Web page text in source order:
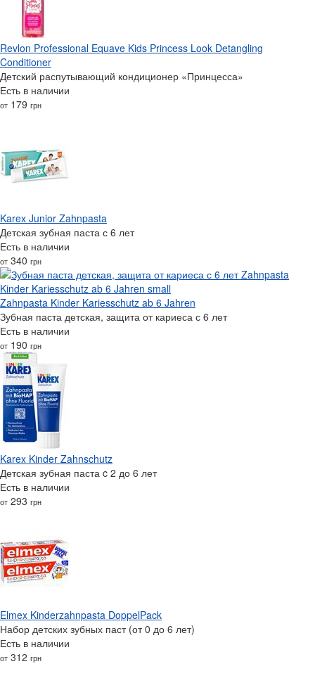
Revlon Professional Equave Kids Princess Look Detangling
Conditioner
Детский распутывающий кондиционер «Принцесса»
Есть в наличии
от 179 грн
Karex Junior Zahnpasta
Детская зубная паста с 6 лет
Есть в наличии
от 340 грн
Zahnpasta Kinder Kariesschutz ab 6 Jahren
Зубная паста детская, защита от кариеса с 6 лет
Есть в наличии
от 190 грн
Karex Kinder Zahnschutz
Детская зубная паста c 2 до 6 лет
Есть в наличии
от 293 грн
Elmex Kinderzahnpasta DoppelPack
Набор детских зубных паст (от 0 до 6 лет)
Есть в наличии
от 312 грн